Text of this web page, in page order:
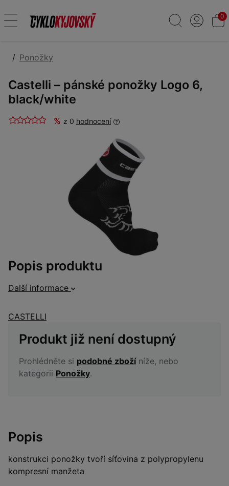
0
Ponožky
Castelli – pánské ponožky Logo 6,
black/white
% z 0 hodnocení
Popis produktu
Další informace
CASTELLI
Produkt již není dostupný
Prohlédněte si podobné zbožíníže, nebo
kategorii Ponožky.
Popis
konstrukci ponožky tvoří síťovina z polypropylenu
kompresní manžeta